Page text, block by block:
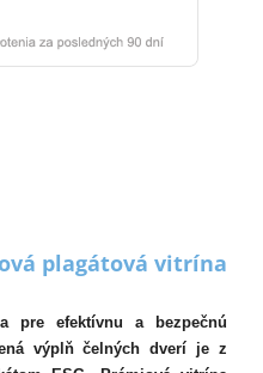
plagátová vitrína
pre efektívnu a bezpečnú
výplň čelných dverí je z